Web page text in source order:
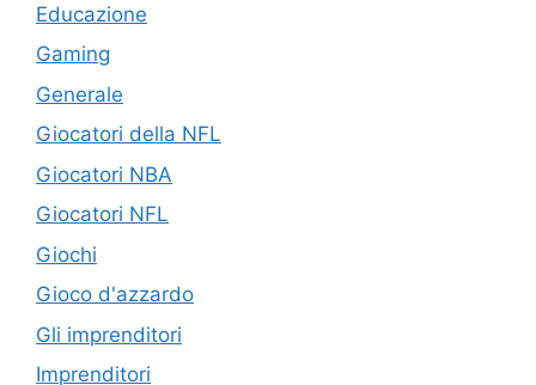
Educazione
Gaming
Generale
Giocatori della NFL
Giocatori NBA
Giocatori NFL
Giochi
Gioco d'azzardo
Gli imprenditori
Imprenditori